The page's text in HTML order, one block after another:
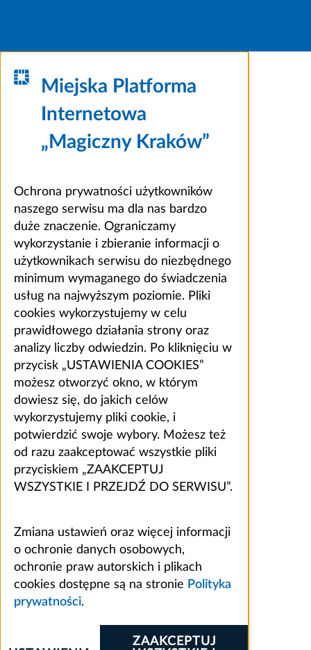
Miejska Platforma
Internetowa
„Magiczny Kraków”
Ochrona prywatności użytkowników
naszego serwisu ma dla nas bardzo
duże znaczenie. Ograniczamy
wykorzystanie i zbieranie informacji o
użytkownikach serwisu do niezbędnego
minimum wymaganego do świadczenia
usług na najwyższym poziomie. Pliki
cookies wykorzystujemy w celu
prawidłowego działania strony oraz
analizy liczby odwiedzin. Po kliknięciu w
przycisk „USTAWIENIA COOKIES”
możesz otworzyć okno, w którym
dowiesz się, do jakich celów
wykorzystujemy pliki cookie, i
potwierdzić swoje wybory. Możesz też
od razu zaakceptować wszystkie pliki
przyciskiem „ZAAKCEPTUJ
WSZYSTKIE I PRZEJDŹ DO SERWISU”.
Zmiana ustawień oraz więcej informacji
o ochronie danych osobowych,
ochronie praw autorskich i plikach
cookies dostępne są na stronie Polityka
prywatności.
ZAAKCEPTUJ